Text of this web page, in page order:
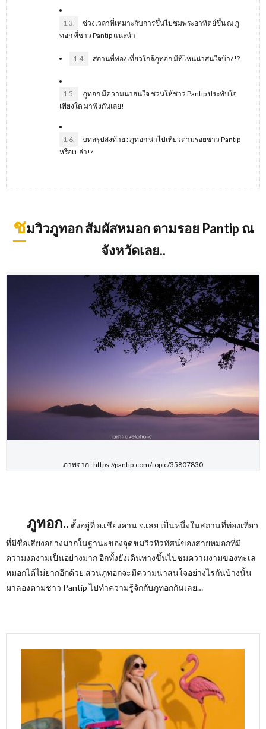
1.3.
ช่วงเวลาที่เหมาะกับการขึ้นไปชมพระอาทิตย์ขึ้น ณ ภู
ทอก ที่ชาว Pantip แนะนำ
1.4. สถานที่ท่องเที่ยวใกล้ภูทอก มีที่ไหนน่าสนใจบ้าง!?
1.5.
ภูทอก มีความน่าสนใจ ชวนให้ชาว Pantip ประทับใจ
เพียงใด มาฟังกันเลย!
1.6.
บทสรุปส่งท้าย : ภูทอก น่าไปเที่ยวตามรอยชาว Pantip
หรือเปล่า!?
ชมวิวภูทอก สัมผัสหมอก ตามรอย Pantip ณ
จังหวัดเลย..
ภาพจาก : https://pantip.com/topic/35807830
ภูทอก.. ตั้งอยู่ที่ อ.เชียงคาน จ.เลย เป็นหนึ่งในสถานที่ท่องเที่ยว
ที่มีชื่อเสียงอย่างมากในฐานะของจุดชมวิวทิวทัศน์ของสายหมอกที่มี
ความงดงามเป็นอย่างมาก อีกทั้งยังเดินทางขึ้นไปชมความงามของทะเล
หมอกได้ไม่ยากอีกด้วย ส่วนภูทอกจะมีความน่าสนใจอย่างไรกันบ้างนั้น
มาลองตามชาว Pantipไปทำความรู้จักกับภูทอกกันเลย…